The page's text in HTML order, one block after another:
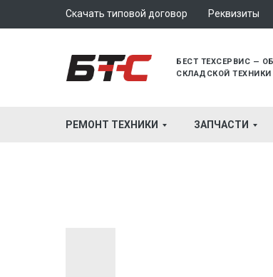
БЕСТ ТЕХСЕРВИС —
СКЛАДСКОЙ ТЕХНИКИ
Скачать типовой договор Реквизиты
РЕМОНТ ТЕХНИКИ ЗАПЧАСТИ